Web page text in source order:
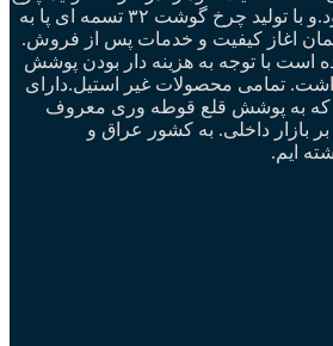
گوشت صنعتی شروع نمود.و با تولید چرخ گوشت ۳۲ تسمه ای پا به
اغاز کیفیت و خدمات پس از فروش.
است با توجه به هزینه دار بودن پوشش
تمامی محصولات غیر استیل.دارای
که به پوشش قلع قوطه وری معروف
بازار داخلی. به کشور عراق و
ایم.